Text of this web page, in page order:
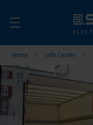
Home Info Center